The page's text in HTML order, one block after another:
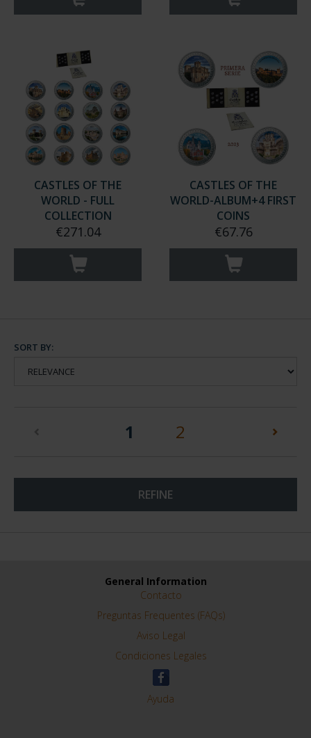
CASTLES OF THE
WORLD - FULL
COLLECTION
€271.04
CASTLES OF THE
WORLD-ALBUM+4 FIRST
COINS
€67.76
SORT BY:
1 (current)
2
REFINE
General Information
Contacto
Preguntas Frequentes (FAQs)
Aviso Legal
Condiciones Legales
Ayuda